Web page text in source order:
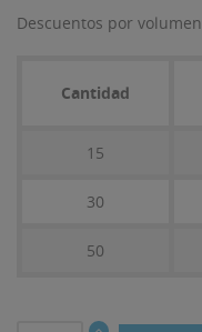
Descuentos por volumen
Cantidad
15
30
50